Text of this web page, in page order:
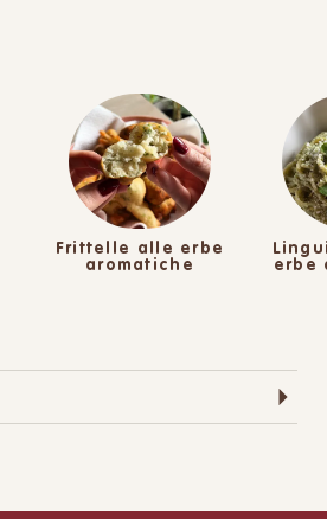
Frittelle alle erbe
aromatiche
erbe